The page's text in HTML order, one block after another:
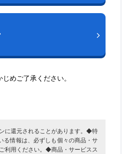
めご了承ください。
に還元されることがあります。◆特
る情報は、必ずしも個々の商品・サ
利用ください。◆商品・サービスス